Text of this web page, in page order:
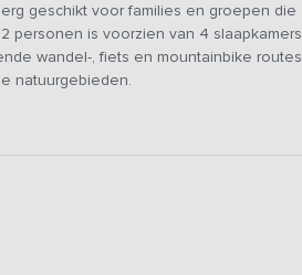
geschikt voor families en groepen die
personen is voorzien van 4 slaapkamers
wandel-, fiets en mountainbike routes
natuurgebieden.
gedeeld buitenzwembad,
De luxe keuken is van alle